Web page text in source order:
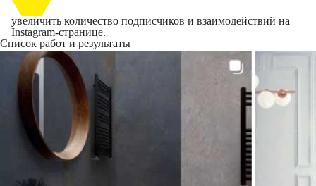
увеличить количество подписчиков и взаимодействий на
Instagram-странице.
Список работ и результаты